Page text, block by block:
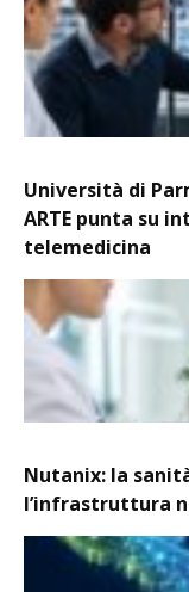
Università di
ARTE punta su
telemedicina
Nutanix: la
l’infrastruttura